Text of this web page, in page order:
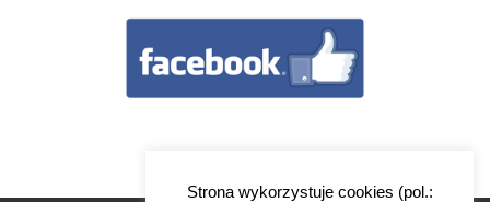
Strona wykorzystuje cookies (pol.: